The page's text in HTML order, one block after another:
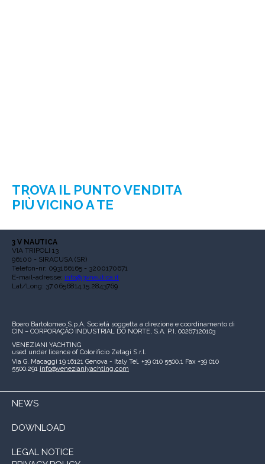
TROVA IL PUNTO VENDITA
PIÙ VICINO A TE
3 V NAUTICA
VIA TRIPOLI 13
96100 - SIRACUSA (SR)
Telefon-nr: 093166165 - 3200170671
E-mail-adresse: info@3vnautica.it
Lat/Long: 37.0656814,15.2843769
Boero Bartolomeo S.p.A. Società soggetta a direzione e coordinamento di
CIN – CORPORAÇÃO INDUSTRIAL DO NORTE, S.A. P.I. 00267120103
VENEZIANI YACHTING
used under licence of Colorificio Zetagi S.r.l.
Via G. Macaggi 19 16121 Genova - Italy Tel. +39 010 5500.1 Fax +39 010
5500.291 info@venezianiyachting.com
NEWS
DOWNLOAD
LEGAL NOTICE